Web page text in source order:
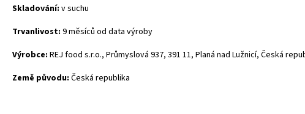
Skladování: v suchu
Trvanlivost: 9 měsíců od data výroby
Výrobce: REJ food s.r.o., Průmyslová 937, 391 11, Planá nad Lužnicí, Česká
Země původu: Česká republika